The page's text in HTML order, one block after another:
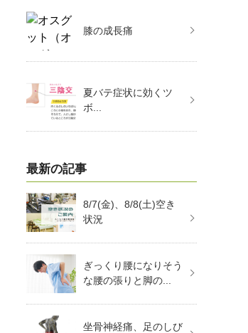
膝の成長痛
夏バテ症状に効くツ
ボ...
最新の記事
8/7(金)、8/8(土)空き
状況
ぎっくり腰になりそう
な腰の張りと脚の...
坐骨神経痛、足のしび